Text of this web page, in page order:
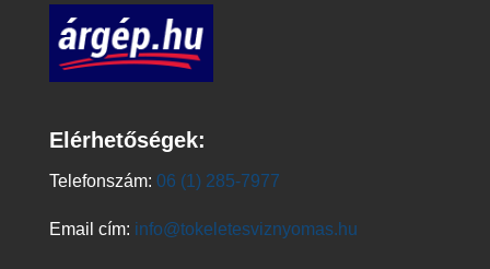
Elérhetőségek:
Telefonszám: 06 (1) 285-7977
Email cím: info@tokeletesviznyomas.hu